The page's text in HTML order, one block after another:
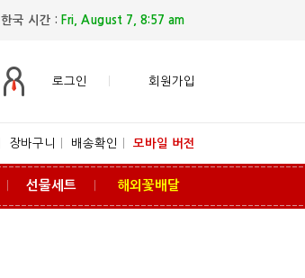
한국 시간 : Fri, August 7, 8:57 am
로그인 회원가입
장바구니 배송확인 모바일 버전
선물세트 해외꽃배달